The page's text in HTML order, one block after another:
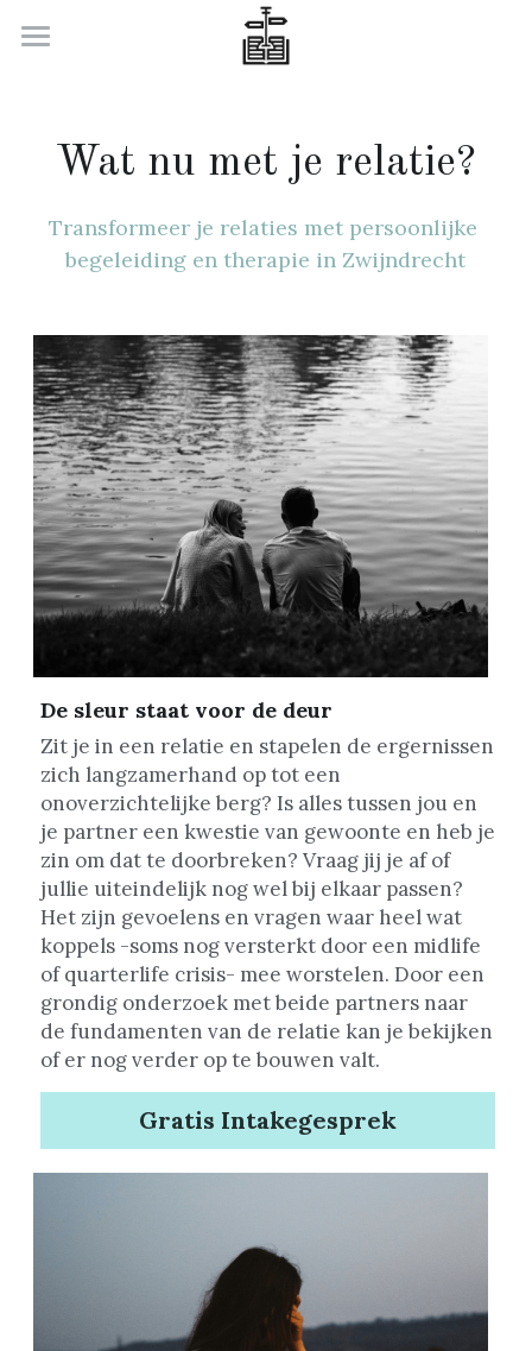
Over ons
Search
Wat nu met je relatie?
Transformeer je relaties met persoonlijke
begeleiding en therapie in Zwijndrecht
De sleur staat voor de deur
Zit je in een relatie en stapelen de ergernissen
zich langzamerhand op tot een
onoverzichtelijke berg? Is alles tussen jou en
je partner een kwestie van gewoonte en heb je
zin om dat te doorbreken? Vraag jij je af of
jullie uiteindelijk nog wel bij elkaar passen?
Het zijn gevoelens en vragen waar heel wat
koppels -soms nog versterkt door een midlife
of quarterlife crisis- mee worstelen. Door een
grondig onderzoek met beide partners naar
de fundamenten van de relatie kan je bekijken
of er nog verder op te bouwen valt.
Gratis Intakegesprek